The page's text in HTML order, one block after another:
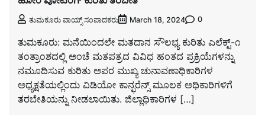
ತುಮಕೂರು ವಾಯ್ಸ್ ಸಂಪಾದಕರು March 18, 2024 0
ತುಮಕೂರು: ಮನೆಯಿಂದಲೇ ಮತದಾನ ಸೌಲಭ್ಯ ಕುರಿತು ಎಲೆಕ್ಟ್-೧
ತಂತ್ರಾಂಶದಲ್ಲಿ ಅಂಚೆ ಮತಪತ್ರದ ವಿವಿಧ ಹಂತದ ಪ್ರಕ್ರಿಯೆಗಳನ್ನು
ನಮೂದಿಸುವ ಕುರಿತು ಅಪರ ಮುಖ್ಯ ಚುನಾವಣಾಧಿಕಾರಿಗಳ
ಅಧ್ಯಕ್ಷತೆಯಲ್ಲಿಂದು ವಿಡಿಯೋ ಕಾನ್ಫರೆನ್ಸ್ ಮೂಲಕ ಅಧಿಕಾರಿಗಳಿಗೆ
ತರಬೇತಿಯನ್ನು ನೀಡಲಾಯಿತು. ಜಿಲ್ಲಾಧಿಕಾರಿಗಳ […]